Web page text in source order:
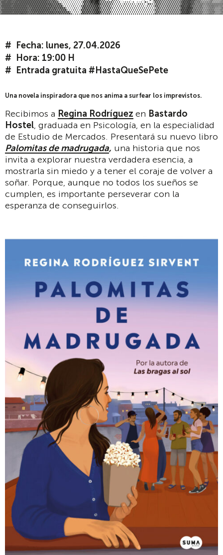
Fecha: lunes, 27.04.2026
Hora: 19:00 H
Entrada gratuita #HastaQueSePete
Una novela inspiradora que nos anima a surfear los imprevistos.
Recibimos a Regina Rodríguez en Bastardo
Hostel, graduada en Psicología, en la especialidad
de Estudio de Mercados. Presentará su nuevo libro
Palomitas de madrugada, una historia que nos
invita a explorar nuestra verdadera esencia, a
mostrarla sin miedo y a tener el coraje de volver a
soñar. Porque, aunque no todos los sueños se
cumplen, es importante perseverar con la
esperanza de conseguirlos.